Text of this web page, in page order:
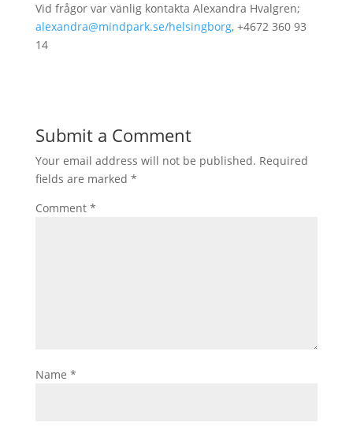
Vid frågor var vänlig kontakta Alexandra Hvalgren;
alexandra@mindpark.se/helsingborg, +4672 360 93
14
Submit a Comment
Your email address will not be published. Required
fields are marked *
Comment *
Name *